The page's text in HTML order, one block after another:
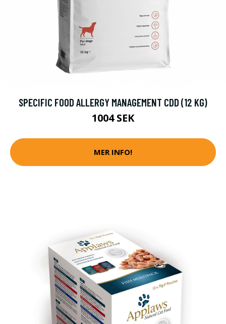
SPECIFIC FOOD ALLERGY MANAGEMENT CDD (12 KG)
1004 SEK
MER INFO!